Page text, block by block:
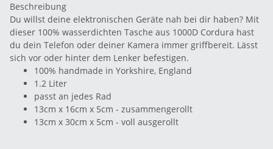
Beschreibung
Du willst deine elektronischen Geräte nah bei dir haben? Mit
dieser 100% wasserdichten Tasche aus 1000D Cordura hast
du dein Telefon oder deiner Kamera immer griffbereit. Lässt
sich vor oder hinter dem Lenker befestigen.
100% handmade in Yorkshire, England
1.2 Liter
passt an jedes Rad
13cm x 16cm x 5cm - zusammengerollt
13cm x 30cm x 5cm - voll ausgerollt